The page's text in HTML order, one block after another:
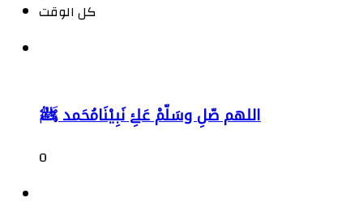
كل الوقت
اللهم صّلِ وسَلّمْ عَلۓِ نَبِيْنَامُحَمد ﷺ
0